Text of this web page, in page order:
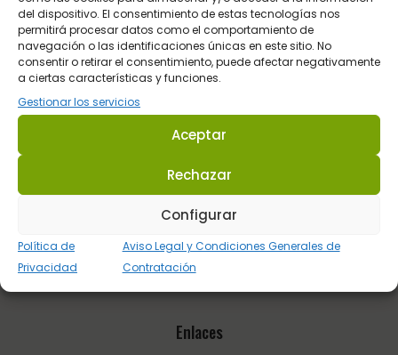
del dispositivo. El consentimiento de estas tecnologías nos
permitirá procesar datos como el comportamiento de
navegación o las identificaciones únicas en este sitio. No
consentir o retirar el consentimiento, puede afectar negativamente
a ciertas características y funciones.
Gestionar los servicios
Aceptar
Rechazar
Configurar
Política de
Privacidad
Aviso Legal y Condiciones Generales de
Contratación
necesita en cada circunstancia.
Dirección: C/ Guadalhorce 3 - Pol. Ind. La Trocha 29100 Coín -
Málaga (España.
Tel.:623 22 77 86
info@sultanhipica.com
Enlaces